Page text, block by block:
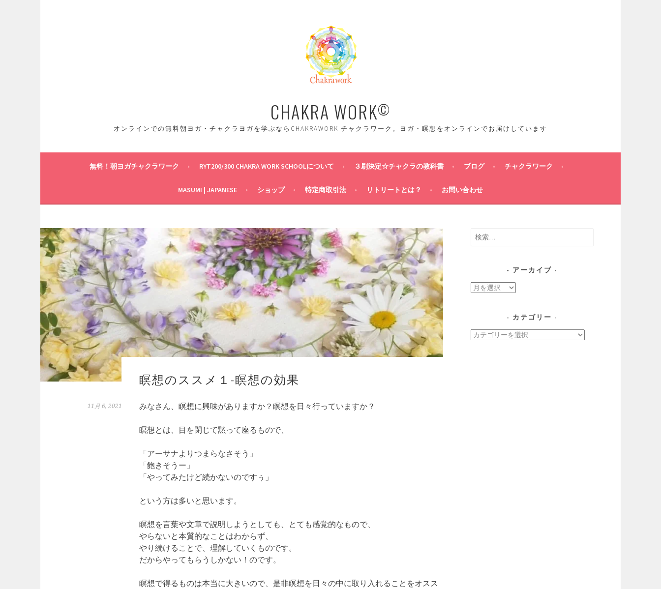
CHAKRA WORK©
オンラインでの無料朝ヨガ・チャクラヨガを学ぶならCHAKRAWORK チャクラワーク。ヨガ・瞑想をオンラインでお届けしています
無料！朝ヨガチャクラワーク RYT200/300 CHAKRA WORK SCHOOLについて ３刷決定☆チャクラの教科書 ブログ チャクラワーク
MASUMI | JAPANESE ショップ 特定商取引法 リトリートとは？ お問い合わせ
瞑想のススメ１-瞑想の効果
11月 6, 2021 みなさん、瞑想に興味がありますか？瞑想を日々行っていますか？
瞑想とは、目を閉じて黙って座るもので、
「アーサナよりつまらなさそう」
「飽きそうー」
「やってみたけど続かないのですぅ」
という方は多いと思います。
瞑想を言葉や文章で説明しようとしても、とても感覚的なもので、
やらないと本質的なことはわからず、
やり続けることで、理解していくものです。
だからやってもらうしかない！のです。
瞑想で得るものは本当に大きいので、是非瞑想を日々の中に取り入れることをオスス
検
アーカイブ
ア
ブ
カテゴリー
カ